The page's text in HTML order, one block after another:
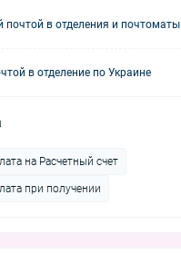
почтой в отделения и почтоматы
в отделение по Украине
на Расчетный счет
при получении